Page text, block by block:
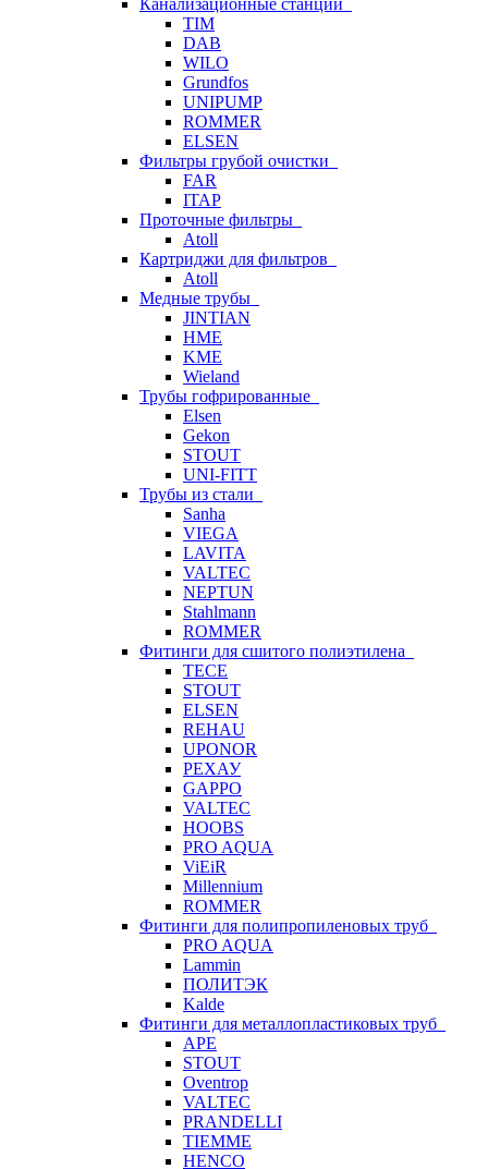
Канализационные станции
TIM
DAB
WILO
Grundfos
UNIPUMP
ROMMER
ELSEN
Фильтры грубой очистки
FAR
ITAP
Проточные фильтры
Atoll
Картриджи для фильтров
Atoll
Медные трубы
JINTIAN
HME
KME
Wieland
Трубы гофрированные
Elsen
Gekon
STOUT
UNI-FITT
Трубы из стали
Sanha
VIEGA
LAVITA
VALTEC
NEPTUN
Stahlmann
ROMMER
Фитинги для сшитого полиэтилена
TECE
STOUT
ELSEN
REHAU
UPONOR
РЕХАУ
GAPPO
VALTEC
HOOBS
PRO AQUA
ViEiR
Millennium
ROMMER
Фитинги для полипропиленовых труб
PRO AQUA
Lammin
ПОЛИТЭК
Kalde
Фитинги для металлопластиковых труб
APE
STOUT
Oventrop
VALTEC
PRANDELLI
TIEMME
HENCO